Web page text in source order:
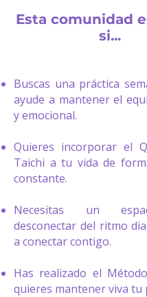
Esta comunidad
si...​
Buscas una práctica
ayude a mantener el
y emocional.
Quieres incorporar el
Taichi a tu vida de
constante.
Necesitas un
desconectar del ritmo
a conectar contigo.
Has realizado el
quieres mantener viva tu